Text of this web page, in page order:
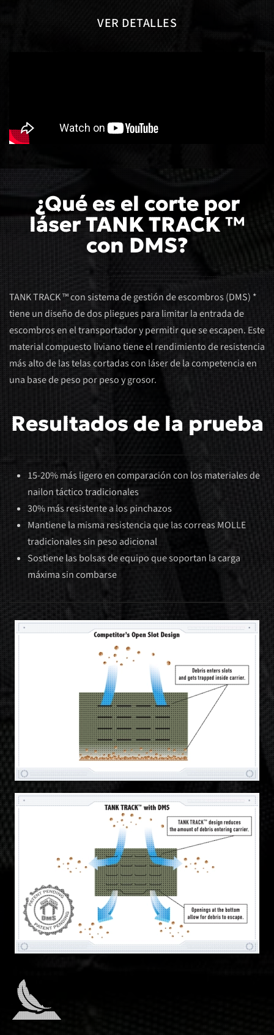
VER DETALLES
¿Qué es el corte por
láser TANK TRACK ™
con DMS?
TANK TRACK ™ con sistema de gestión de escombros (DMS) *
tiene un diseño de dos pliegues para limitar la entrada de
escombros en el transportador y permitir que se escapen. Este
material compuesto liviano tiene el rendimiento de resistencia
más alto de las telas cortadas con láser de la competencia en
una base de peso por peso y grosor.
Resultados de la prueba
15-20% más ligero en comparación con los materiales de
nailon táctico tradicionales
30% más resistente a los pinchazos
Mantiene la misma resistencia que las correas MOLLE
tradicionales sin peso adicional
Sostiene las bolsas de equipo que soportan la carga
máxima sin combarse